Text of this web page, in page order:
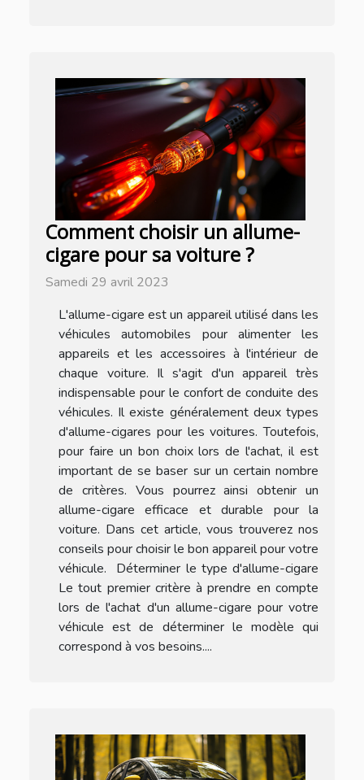
Comment choisir un allume-
cigare pour sa voiture ?
Samedi 29 avril 2023
L'allume-cigare est un appareil utilisé dans les
véhicules automobiles pour alimenter les
appareils et les accessoires à l'intérieur de
chaque voiture. Il s'agit d'un appareil très
indispensable pour le confort de conduite des
véhicules. Il existe généralement deux types
d'allume-cigares pour les voitures. Toutefois,
pour faire un bon choix lors de l'achat, il est
important de se baser sur un certain nombre
de critères. Vous pourrez ainsi obtenir un
allume-cigare efficace et durable pour la
voiture. Dans cet article, vous trouverez nos
conseils pour choisir le bon appareil pour votre
véhicule. Déterminer le type d'allume-cigare
Le tout premier critère à prendre en compte
lors de l'achat d'un allume-cigare pour votre
véhicule est de déterminer le modèle qui
correspond à vos besoins....